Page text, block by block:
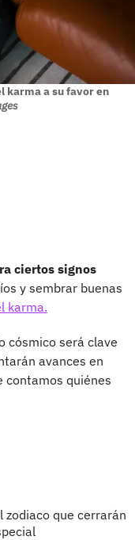
karma a su favor en
ciertos signos
y sembrar buenas
karma.
cósmico será clave
avances en
contamos quiénes
zodiaco que cerrarán